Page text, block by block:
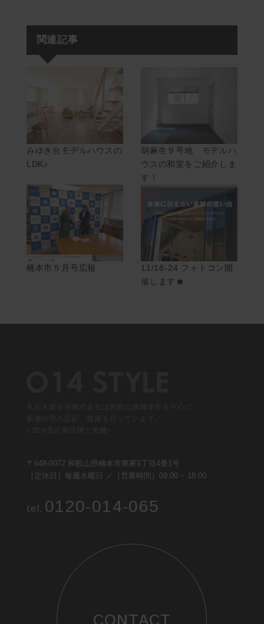
関連記事
みゆき台モデルハウスの
LDK♪
胡麻生９号地 モデルハ
ウスの和室をご紹介しま
す！
橋本市５月号広報
11/18-24 フォトコン開
催します☻
〒648-0072 和歌山県橋本市東家5丁目4番1号
［定休日］毎週水曜日 ／［営業時間］09:00 ~ 18:00
tel.0120-014-065
CONTACT